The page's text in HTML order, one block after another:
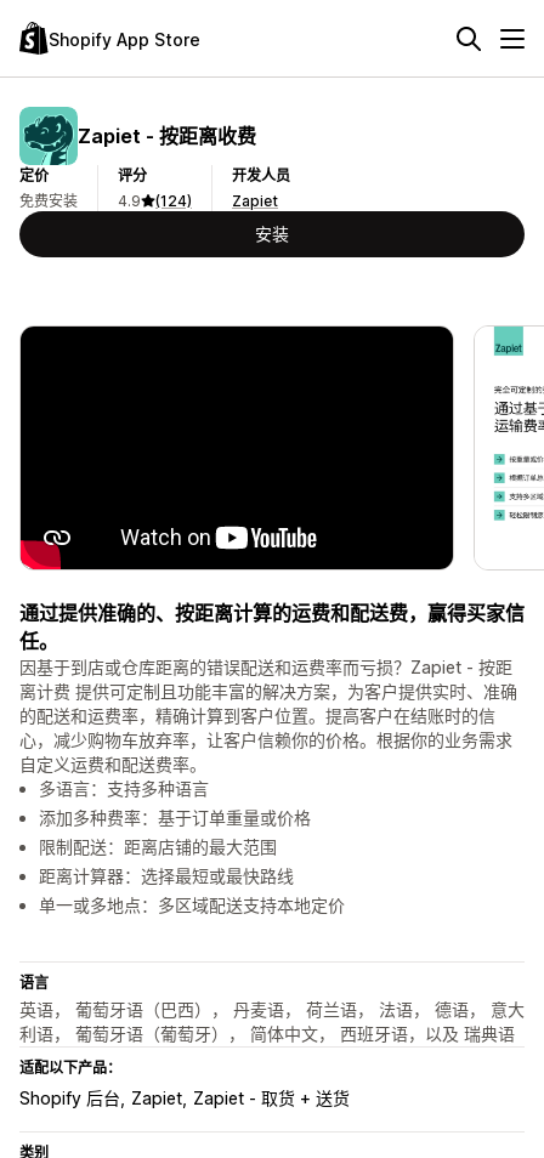
Shopify App Store
Zapiet ‑ 按距离收费
定价
免费安装
评分
4.9
(124)
开发人员
Zapiet
安装
通过提供准确的、按距离计算的运费和配送费，赢得买家信
任。
因基于到店或仓库距离的错误配送和运费率而亏损？Zapiet - 按距
离计费 提供可定制且功能丰富的解决方案，为客户提供实时、准确
的配送和运费率，精确计算到客户位置。提高客户在结账时的信
心，减少购物车放弃率，让客户信赖你的价格。根据你的业务需求
自定义运费和配送费率。
多语言：支持多种语言
添加多种费率：基于订单重量或价格
限制配送：距离店铺的最大范围
距离计算器：选择最短或最快路线
单一或多地点：多区域配送支持本地定价
语言
英语， 葡萄牙语（巴西）， 丹麦语， 荷兰语， 法语， 德语， 意大
利语， 葡萄牙语（葡萄牙）， 简体中文， 西班牙语，以及 瑞典语
适配以下产品：
Shopify 后台 Zapiet Zapiet - 取货 + 送货
类别